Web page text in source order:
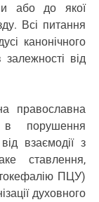
або до якої
Всі питання
канонічного
від
православна
в порушення
взаємодії з
ставлення,
ПЦУ)
духовного